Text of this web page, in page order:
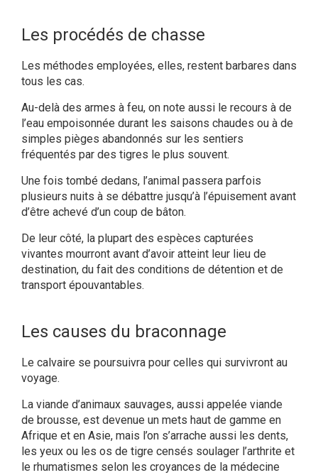
Les procédés de chasse
Les méthodes employées, elles, restent barbares dans
tous les cas.
Au-delà des armes à feu, on note aussi le recours à de
l’eau empoisonnée durant les saisons chaudes ou à de
simples pièges abandonnés sur les sentiers
fréquentés par des tigres le plus souvent.
Une fois tombé dedans, l’animal passera parfois
plusieurs nuits à se débattre jusqu’à l’épuisement avant
d’être achevé d’un coup de bâton.
De leur côté, la plupart des espèces capturées
vivantes mourront avant d’avoir atteint leur lieu de
destination, du fait des conditions de détention et de
transport épouvantables.
Les causes du braconnage
Le calvaire se poursuivra pour celles qui survivront au
voyage.
La viande d’animaux sauvages, aussi appelée viande
de brousse, est devenue un mets haut de gamme en
Afrique et en Asie, mais l’on s’arrache aussi les dents,
les yeux ou les os de tigre censés soulager l’arthrite et
le rhumatismes selon les croyances de la médecine